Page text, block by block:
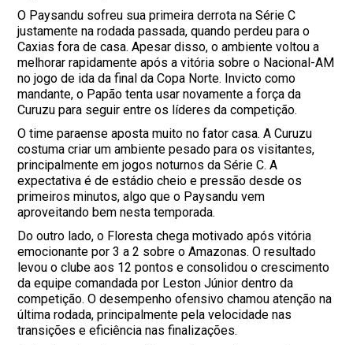
O Paysandu sofreu sua primeira derrota na Série C
justamente na rodada passada, quando perdeu para o
Caxias fora de casa. Apesar disso, o ambiente voltou a
melhorar rapidamente após a vitória sobre o Nacional-AM
no jogo de ida da final da Copa Norte. Invicto como
mandante, o Papão tenta usar novamente a força da
Curuzu para seguir entre os líderes da competição.
O time paraense aposta muito no fator casa. A Curuzu
costuma criar um ambiente pesado para os visitantes,
principalmente em jogos noturnos da Série C. A
expectativa é de estádio cheio e pressão desde os
primeiros minutos, algo que o Paysandu vem
aproveitando bem nesta temporada.
Do outro lado, o Floresta chega motivado após vitória
emocionante por 3 a 2 sobre o Amazonas. O resultado
levou o clube aos 12 pontos e consolidou o crescimento
da equipe comandada por Leston Júnior dentro da
competição. O desempenho ofensivo chamou atenção na
última rodada, principalmente pela velocidade nas
transições e eficiência nas finalizações.